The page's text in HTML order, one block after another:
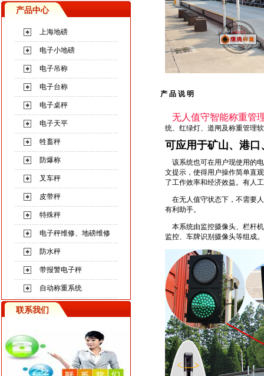
产品中心
上海地磅
电子小地磅
电子吊称
电子台称
电子桌秤
电子天平
牲畜秤
防爆称
叉车秤
皮带秤
特殊秤
电子秤维修、地磅维修
防水秤
带报警电子秤
自动称重系统
联系我们
产 品 说 明
无人值守智能称重管
统、红绿灯、道闸及称重管理
可应用于矿山、港
该系统也可在用户现使用的
文提示，使得用户操作简单直
了工作效率和经济效益。有人
在无人值守状态下，不需要
有利助手。
本系统由监控摄像头、栏杆
监控、车牌识别摄像头等组成